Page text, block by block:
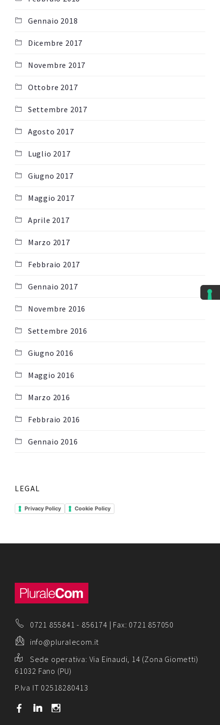
Gennaio 2018
Dicembre 2017
Novembre 2017
Ottobre 2017
Settembre 2017
Agosto 2017
Luglio 2017
Giugno 2017
Maggio 2017
Aprile 2017
Marzo 2017
Febbraio 2017
Gennaio 2017
Novembre 2016
Settembre 2016
Giugno 2016
Maggio 2016
Marzo 2016
Febbraio 2016
Gennaio 2016
LEGAL
Privacy Policy Cookie Policy
0721 855841 - 856174 | Fax: 0721 857050
info@pluralecom.it
Sede operativa: Via Einaudi, 14 (Zona Giometti)
61032 Fano (PU)
P.Iva IT 02518280413
b j x